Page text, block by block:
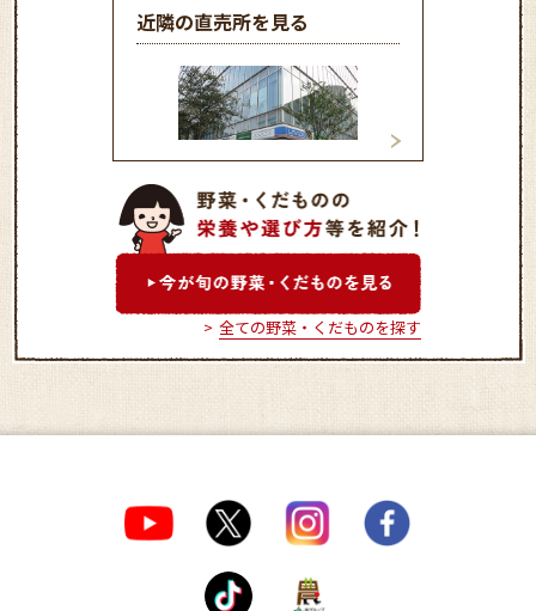
近隣の直売所を見る
マインズショップ調布サウ
スゲ－トビル店
マインズショッ
全ての野菜・くだものを探す